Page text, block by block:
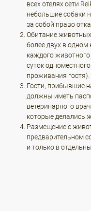
всех отелях сети
небольшие собаки
за собой право
Обитание животных
более двух в
каждого животного
суток
проживания гостя).
Гости, прибывшие
должны иметь
ветеринарного
которые делались
Размещение с
предварительном
и только в